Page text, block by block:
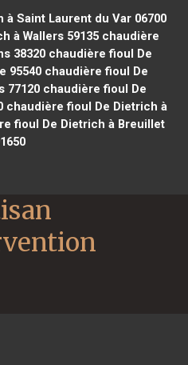
Saint Laurent du Var 06700
à Wallers 59135 chaudière
38320 chaudière fioul De
95540chaudière fioul De
77120chaudière fioul De
chaudière fioul De Dietrich à
fioul De Dietrich à Breuillet